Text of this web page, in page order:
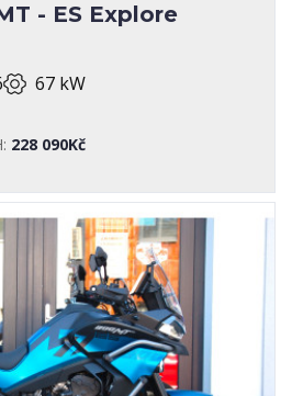
- ES Explore
67 kW
228 090Kč